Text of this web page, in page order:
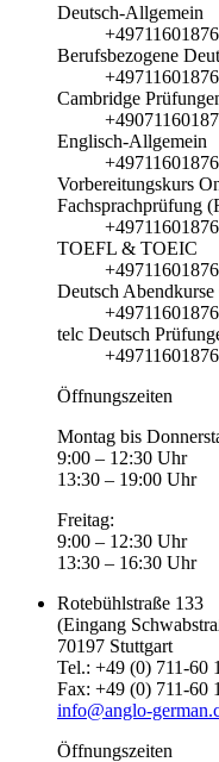
Deutsch-Allgemein
Berufsbezogene
Cambridge
Englisch-Allgemein
Vorbereitungskurs
Fachsprachprüfung
TOEFL & TOEIC
Deutsch
telc Deutsch
Öffnungszeiten
Montag bis
9:00 – 12:30 Uhr
13:30 – 19:00 Uhr
Freitag:
9:00 – 12:30 Uhr
13:30 – 16:30 Uhr
Rotebühlstraße 133
(Eingang
70197 Stuttgart
Tel.: +49 (0) 711-60
Fax: +49 (0) 711-60
info@anglo-
Öffnungszeiten